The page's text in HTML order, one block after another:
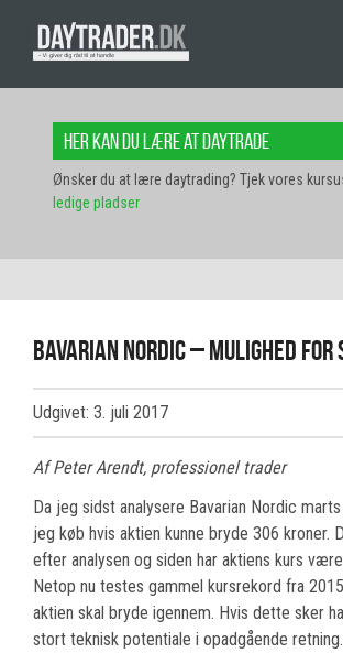
Her kan du lære at daytrade
Ønsker du at lære daytrading? Tjek vores
ledige pladser
Bavarian Nordic – mulighed
Udgivet: 3. juli 2017
Af Peter Arendt, professionel trader
Da jeg sidst analysere Bavarian Nordic
jeg køb hvis aktien kunne bryde 306 kroner.
efter analysen og siden har aktiens kurs
Netop nu testes gammel kursrekord fra
aktien skal bryde igennem. Hvis dette sker
stort teknisk potentiale i opadgående